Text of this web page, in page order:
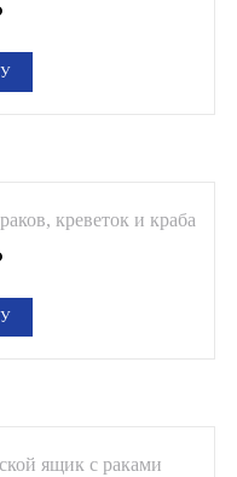
креветок и краба
ящик с раками